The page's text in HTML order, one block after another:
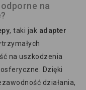
na
, taki jak adapter
na uszkodzenia
Dzięki
działania,